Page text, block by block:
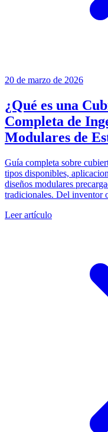
20 de marzo de 2026
¿Qué es una
Completa de
Modulares de
Guía completa sobre
tipos disponibles,
diseños modulares
tradicionales. Del
Leer artículo